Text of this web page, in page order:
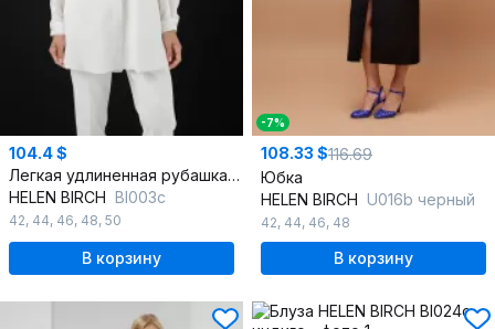
104.4 $
Легкая удлиненная рубашка свободного кроя из вискозы
HELEN BIRCH Вl003с
42, 44, 46, 48, 50
В корзину
-7%
108.33 $116.69
Юбка
HELEN BIRCH U016b черный
42, 44, 46, 48
В корзину